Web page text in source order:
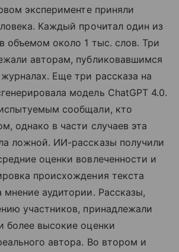
эксперименте приняли
Каждый прочитал один из
объемом около 1 тыс. слов. Три
авторам, публиковавшимся
Еще три рассказа на
модель ChatGPT 4.0.
сообщали, кто
однако в части случаев эта
ложной. ИИ-рассказы получили
оценки вовлеченности и
происхождения текста
мнение аудитории. Рассказы,
участников, принадлежали
более высокие оценки
автора. Во втором и